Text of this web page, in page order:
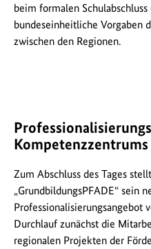
beim formalen
bundeseinheitliche Vorgaben
zwischen den Regionen.
Kompetenzzentrums
Zum Abschluss des Tages
„GrundbildungsPFADE“ sein
Professionalisierungsangebot
Durchlauf zunächst die
regionalen Projekten der